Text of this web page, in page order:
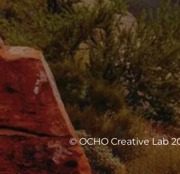
© OCHO Creative Lab